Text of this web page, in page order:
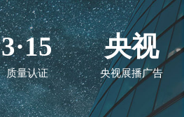
3·15
质量认证
央视
央视展播广告